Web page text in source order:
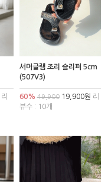
리
서머글램 조리 슬리퍼 5cm
(507V3)
60% 49,90019,900원 리
뷰수 : 10개